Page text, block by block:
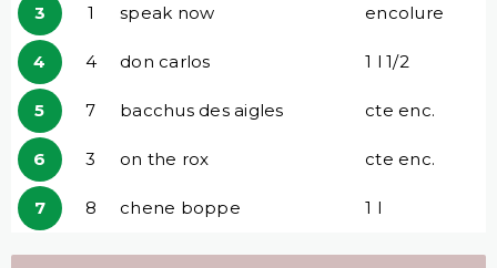
3 1 speak now encolure
4 4 don carlos 1 l 1/2
5 7 bacchus des aigles cte enc.
6 3 on the rox cte enc.
7 8 chene boppe 1 l